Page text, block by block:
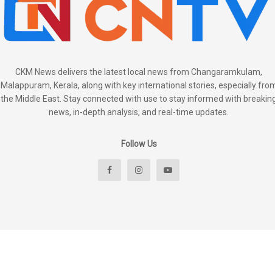
CKM News delivers the latest local news from Changaramkulam,
Malappuram, Kerala, along with key international stories, especially
the Middle East. Stay connected with use to stay informed with
news, in-depth analysis, and real-time updates.
Follow Us